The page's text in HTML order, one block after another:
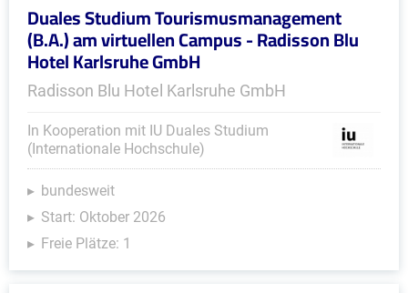
Duales Studium Tourismusmanagement
(B.A.) am virtuellen Campus - Radisson Blu
Hotel Karlsruhe GmbH
Radisson Blu Hotel Karlsruhe GmbH
In Kooperation mit IU Duales Studium
(Internationale Hochschule)
bundesweit
Start: Oktober 2026
Freie Plätze: 1